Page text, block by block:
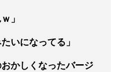
」
いになってる」
おかしくなったバージ